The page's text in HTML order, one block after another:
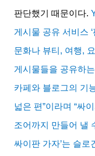
판단했기 때문이다.
게시물 공유 서비스 ‘
문화나 뷰티 , 여행,
게시물들을 공유하
카페와 블로그의 기
넓은 편”이라며 “싸
조어까지 만들어 낼
싸이판 가자’는 슬로